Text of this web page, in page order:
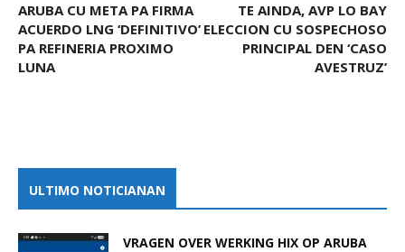
ARUBA CU META PA FIRMA
ACUERDO LNG ‘DEFINITIVO’
PA REFINERIA PROXIMO
LUNA
TE AINDA, AVP LO BAY
ELECCION CU SOSPECHOSO
PRINCIPAL DEN ‘CASO
AVESTRUZ’
ULTIMO NOTICIANAN
VRAGEN OVER WERKING HIX OP ARUBA